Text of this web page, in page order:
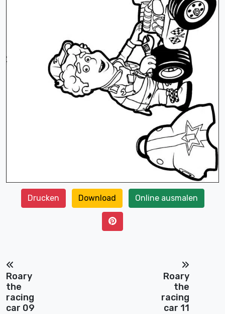
Drucken Download Online ausmalen
Roary
the
racing
car 09
Roary
the
racing
car 11